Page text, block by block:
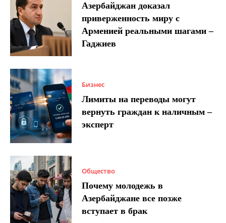
Азербайджан доказал
приверженность миру с
Арменией реальными шагами –
Гаджиев
Бизнес
Лимиты на переводы могут
вернуть граждан к наличным –
эксперт
Общество
Почему молодежь в
Азербайджане все позже
вступает в брак